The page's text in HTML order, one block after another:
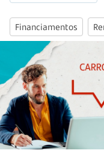
Financiamentos